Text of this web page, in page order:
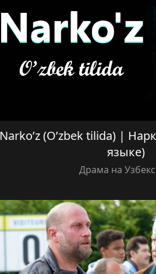
Narko’z (O’zbek tilida) |
языке)
Драма на